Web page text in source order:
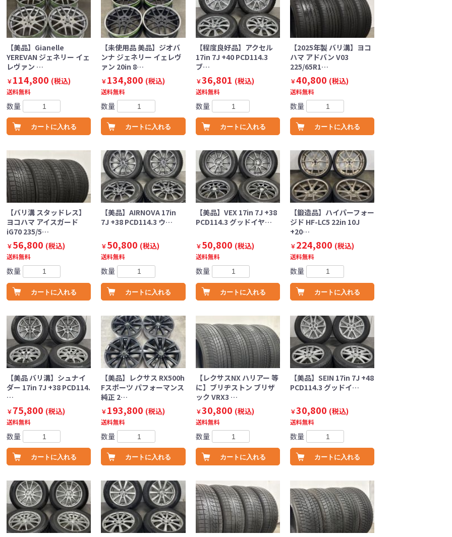
【美品】Gianelle
YEREVAN ジェネリー イェ
レヴァン …
￥114,800 (税込)
送料無料
数量
カートに入れる
【未使用品 美品】ジオバ
ンナ ジェネリー イェレヴ
ァン 20in 8…
￥134,800 (税込)
送料無料
数量
カートに入れる
【程度良好品】アクセル
17in 7J +40 PCD114.3
ブ…
￥36,801 (税込)
送料無料
数量
カートに入れる
【2025年製 バリ溝】ヨコ
ハマ アドバン V03
225/65R1…
￥40,800 (税込)
送料無料
数量
カートに入れる
【バリ溝 スタッドレス】
ヨコハマ アイスガード
iG70 235/5…
￥56,800 (税込)
送料無料
数量
カートに入れる
【美品】AIRNOVA 17in
7J +38 PCD114.3 ウ…
￥50,800 (税込)
送料無料
数量
カートに入れる
【美品】VEX 17in 7J +38
PCD114.3 グッドイヤ…
￥50,800 (税込)
送料無料
数量
カートに入れる
【鍛造品】ハイパーフォー
ジド HF-LC5 22in 10J
+20…
￥224,800 (税込)
送料無料
数量
カートに入れる
【美品 バリ溝】シュナイ
ダー 17in 7J +38 PCD114.
…
￥75,800 (税込)
送料無料
数量
カートに入れる
【美品】レクサス RX500h
Fスポーツ パフォーマンス
純正 2…
￥193,800 (税込)
送料無料
数量
カートに入れる
【レクサスNX ハリアー 等
に】ブリヂストン ブリザ
ック VRX3 …
￥30,800 (税込)
送料無料
数量
カートに入れる
【美品】SEIN 17in 7J +48
PCD114.3 グッドイ…
￥30,800 (税込)
送料無料
数量
カートに入れる